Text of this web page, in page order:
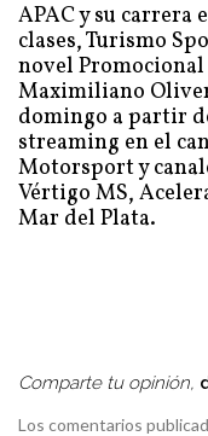
APAC y su carrera
clases, Turismo
novel Promocional
Maximiliano
domingo a partir
streaming en el
Motorsport y
Vértigo MS,
Mar del Plata.
Comparte tu opinión,
Los comentarios